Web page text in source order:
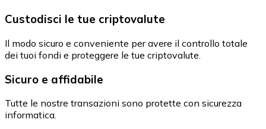
Custodisci le tue criptovalute
Il modo sicuro e conveniente per avere il controllo totale
dei tuoi fondi e proteggere le tue criptovalute.
Sicuro e affidabile
Tutte le nostre transazioni sono protette con sicurezza
informatica.